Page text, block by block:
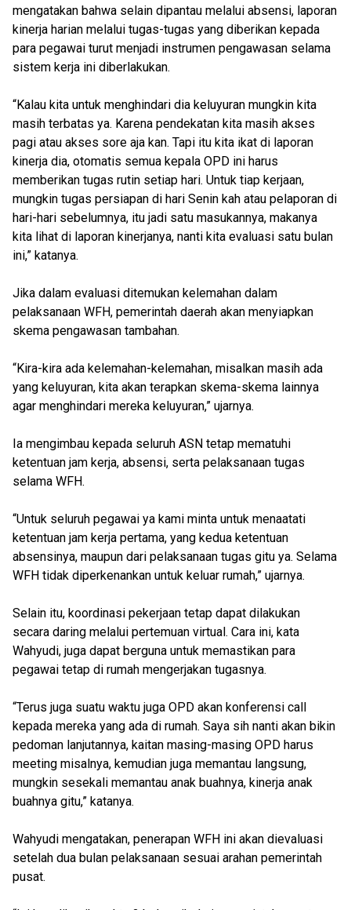
mengatakan bahwa selain dipantau melalui absensi, laporan
kinerja harian melalui tugas-tugas yang diberikan kepada
para pegawai turut menjadi instrumen pengawasan selama
sistem kerja ini diberlakukan.
“Kalau kita untuk menghindari dia keluyuran mungkin kita
masih terbatas ya. Karena pendekatan kita masih akses
pagi atau akses sore aja kan. Tapi itu kita ikat di laporan
kinerja dia, otomatis semua kepala OPD ini harus
memberikan tugas rutin setiap hari. Untuk tiap kerjaan,
mungkin tugas persiapan di hari Senin kah atau pelaporan di
hari-hari sebelumnya, itu jadi satu masukannya, makanya
kita lihat di laporan kinerjanya, nanti kita evaluasi satu bulan
ini,” katanya.
Jika dalam evaluasi ditemukan kelemahan dalam
pelaksanaan WFH, pemerintah daerah akan menyiapkan
skema pengawasan tambahan.
“Kira-kira ada kelemahan-kelemahan, misalkan masih ada
yang keluyuran, kita akan terapkan skema-skema lainnya
agar menghindari mereka keluyuran,” ujarnya.
Ia mengimbau kepada seluruh ASN tetap mematuhi
ketentuan jam kerja, absensi, serta pelaksanaan tugas
selama WFH.
“Untuk seluruh pegawai ya kami minta untuk menaatati
ketentuan jam kerja pertama, yang kedua ketentuan
absensinya, maupun dari pelaksanaan tugas gitu ya. Selama
WFH tidak diperkenankan untuk keluar rumah,” ujarnya.
Selain itu, koordinasi pekerjaan tetap dapat dilakukan
secara daring melalui pertemuan virtual. Cara ini, kata
Wahyudi, juga dapat berguna untuk memastikan para
pegawai tetap di rumah mengerjakan tugasnya.
“Terus juga suatu waktu juga OPD akan konferensi call
kepada mereka yang ada di rumah. Saya sih nanti akan bikin
pedoman lanjutannya, kaitan masing-masing OPD harus
meeting misalnya, kemudian juga memantau langsung,
mungkin sesekali memantau anak buahnya, kinerja anak
buahnya gitu,” katanya.
Wahyudi mengatakan, penerapan WFH ini akan dievaluasi
setelah dua bulan pelaksanaan sesuai arahan pemerintah
pusat.